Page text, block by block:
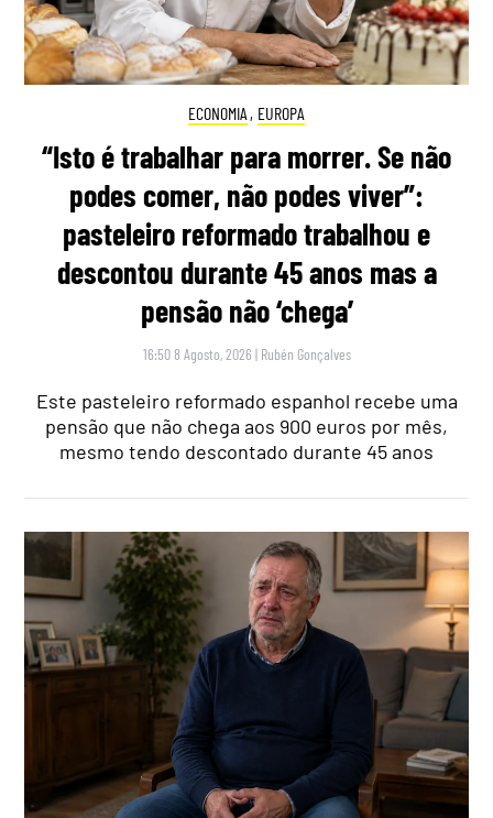
ECONOMIA , EUROPA
“Isto é trabalhar para morrer. Se não
podes comer, não podes viver”:
pasteleiro reformado trabalhou e
descontou durante 45 anos mas a
pensão não ‘chega’
16:50 8 Agosto, 2026 | Rubén Gonçalves
Este pasteleiro reformado espanhol recebe uma
pensão que não chega aos 900 euros por mês,
mesmo tendo descontado durante 45 anos